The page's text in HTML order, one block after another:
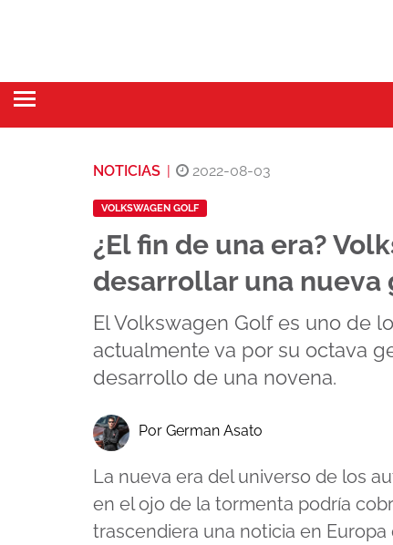
NOTICIAS 2022-08-03
VOLKSWAGEN GOLF
¿El fin de una era?
desarrollar una
El Volkswagen Golf es uno de
actualmente va por su octava
desarrollo de una novena.
Por German Asato
La nueva era del universo de los
en el ojo de la tormenta podría
trascendiera una noticia en